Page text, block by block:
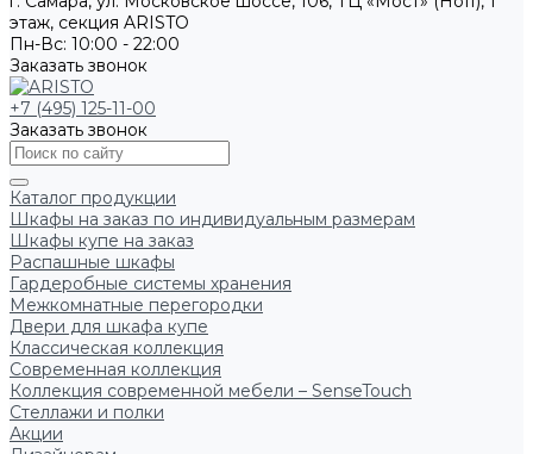
этаж, секция ARISTO
Пн-Вс: 10:00 - 22:00
Заказать звонок
+7 (495) 125-11-00
Заказать звонок
Каталог продукции
Шкафы на заказ по индивидуальным размерам
Шкафы купе на заказ
Распашные шкафы
Гардеробные системы хранения
Межкомнатные перегородки
Двери для шкафа купе
Классическая коллекция
Современная коллекция
Коллекция современной мебели – SenseTouch
Стеллажи и полки
Акции